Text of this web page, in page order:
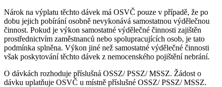
Nárok na výplatu těchto dávek má OSVČ pouze v případě, že po
dobu jejich pobírání osobně nevykonává samostatnou výdělečnou
činnost. Pokud je výkon samostatné výdělečné činnosti zajištěn
prostřednictvím zaměstnanců nebo spolupracujících osob, je tato
podmínka splněna. Výkon jiné než samostatné výdělečné činnosti
však poskytování těchto dávek z nemocenského pojištění nebrání.
O dávkách rozhoduje příslušná OSSZ/ PSSZ/ MSSZ. Žádost o
dávku uplatňuje OSVČ u místně příslušné OSSZ/ PSSZ/ MSSZ.